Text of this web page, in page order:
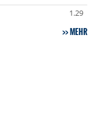
1.29
MEHR